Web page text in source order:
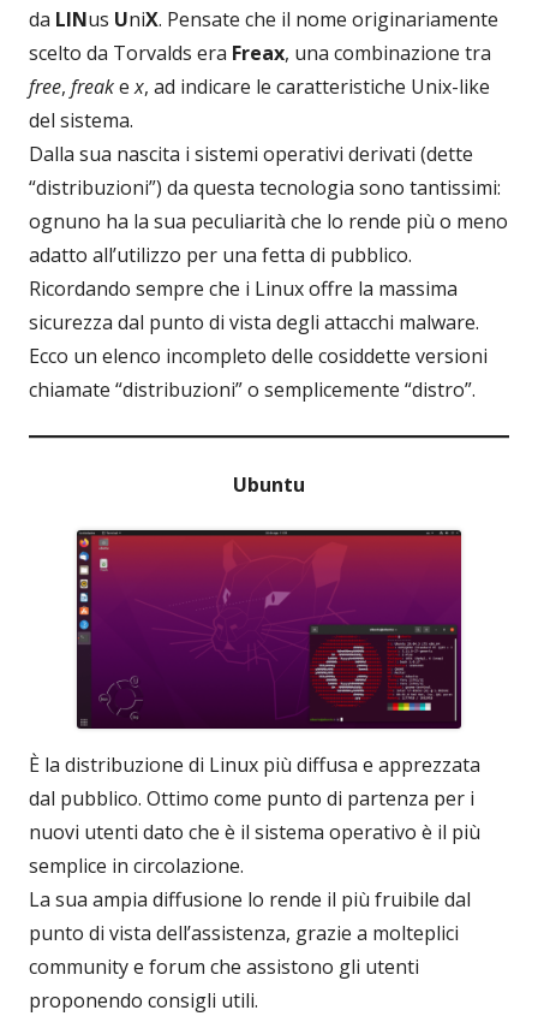
da LINus UniX. Pensate che il nome originariamente
scelto da Torvalds era Freax, una combinazione tra
free, freakex, ad indicare le caratteristiche Unix-like
del sistema.
Dalla sua nascita i sistemi operativi derivati (dette
“distribuzioni”) da questa tecnologia sono tantissimi:
ognuno ha la sua peculiarità che lo rende più o meno
adatto all’utilizzo per una fetta di pubblico.
Ricordando sempre che i Linux offre la massima
sicurezza dal punto di vista degli attacchi malware.
Ecco un elenco incompleto delle cosiddette versioni
chiamate “distribuzioni” o semplicemente “distro”.
Ubuntu
È la distribuzione di Linux più diffusa e apprezzata
dal pubblico. Ottimo come punto di partenza per i
nuovi utenti dato che è il sistema operativo è il più
semplice in circolazione.
La sua ampia diffusione lo rende il più fruibile dal
punto di vista dell’assistenza, grazie a molteplici
community e forum che assistono gli utenti
proponendo consigli utili.